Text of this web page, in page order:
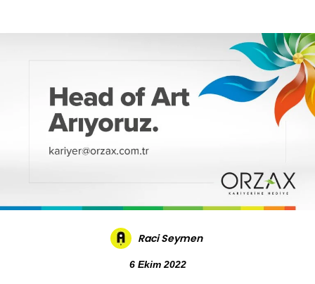
Raci Seymen
6 Ekim 2022